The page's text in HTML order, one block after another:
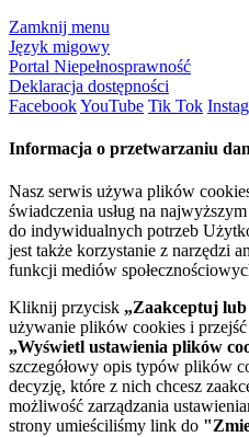
Zamknij menu
Język migowy
Portal Niepełnosprawność
Deklaracja dostępności
FacebookYouTube Tik Tok
Informacja o przetwarzaniu
Nasz serwis używa plików
świadczenia usług na
do indywidualnych potrzeb
jest także korzystanie z narzędzi
funkcji mediów
Kliknij przycisk „Zaakceptuj
używanie plików cookies i
„Wyświetl ustawienia plików
szczegółowy opis typów plików
decyzję, które z nich chcesz
możliwość zarządzania
strony umieściliśmy link do